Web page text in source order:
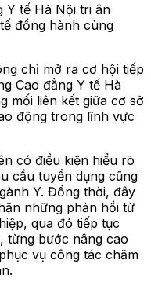
Y tế Hà Nội tri ân
đồng hành cùng
chỉ mở ra cơ hội tiếp
Cao đẳng Y tế Hà
mối liên kết giữa cơ sở
động trong lĩnh vực
có điều kiện hiểu rõ
cầu tuyển dụng cũng
Y. Đồng thời, đây
những phản hồi từ
qua đó tiếp tục
từng bước nâng cao
vụ công tác chăm